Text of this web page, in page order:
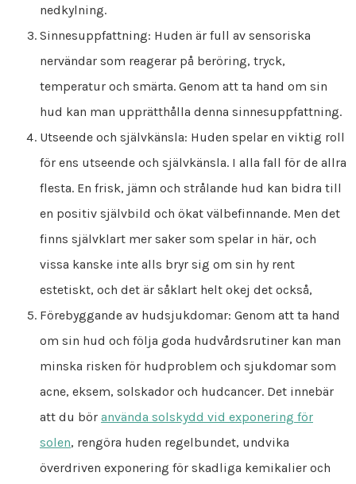
nedkylning.
Sinnesuppfattning: Huden är full av sensoriska
nervändar som reagerar på beröring, tryck,
temperatur och smärta. Genom att ta hand om sin
hud kan man upprätthålla denna sinnesuppfattning.
Utseende och självkänsla: Huden spelar en viktig roll
för ens utseende och självkänsla. I alla fall för de allra
flesta. En frisk, jämn och strålande hud kan bidra till
en positiv självbild och ökat välbefinnande. Men det
finns självklart mer saker som spelar in här, och
vissa kanske inte alls bryr sig om sin hy rent
estetiskt, och det är såklart helt okej det också,
Förebyggande av hudsjukdomar: Genom att ta hand
om sin hud och följa goda hudvårdsrutiner kan man
minska risken för hudproblem och sjukdomar som
acne, eksem, solskador och hudcancer. Det innebär
att du bör använda solskydd vid exponering för
solen, rengöra huden regelbundet, undvika
överdriven exponering för skadliga kemikalier och